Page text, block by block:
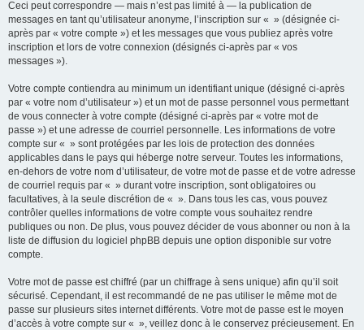
Ceci peut correspondre — mais n’est pas limité à — la publication de
messages en tant qu’utilisateur anonyme, l’inscription sur « » (désignée ci-
après par « votre compte ») et les messages que vous publiez après votre
inscription et lors de votre connexion (désignés ci-après par « vos
messages »).
Votre compte contiendra au minimum un identifiant unique (désigné ci-après
par « votre nom d’utilisateur ») et un mot de passe personnel vous permettant
de vous connecter à votre compte (désigné ci-après par « votre mot de
passe ») et une adresse de courriel personnelle. Les informations de votre
compte sur « » sont protégées par les lois de protection des données
applicables dans le pays qui héberge notre serveur. Toutes les informations,
en-dehors de votre nom d’utilisateur, de votre mot de passe et de votre adresse
de courriel requis par « » durant votre inscription, sont obligatoires ou
facultatives, à la seule discrétion de « ». Dans tous les cas, vous pouvez
contrôler quelles informations de votre compte vous souhaitez rendre
publiques ou non. De plus, vous pouvez décider de vous abonner ou non à la
liste de diffusion du logiciel phpBB depuis une option disponible sur votre
compte.
Votre mot de passe est chiffré (par un chiffrage à sens unique) afin qu’il soit
sécurisé. Cependant, il est recommandé de ne pas utiliser le même mot de
passe sur plusieurs sites internet différents. Votre mot de passe est le moyen
d’accès à votre compte sur « », veillez donc à le conservez précieusement. En